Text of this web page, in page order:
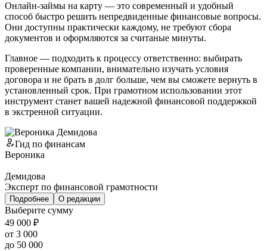
Онлайн-займы на карту — это современный и удобный
способ быстро решить непредвиденные финансовые вопросы.
Они доступны практически каждому, не требуют сбора
документов и оформляются за считаные минуты.
Главное — подходить к процессу ответственно: выбирать
проверенные компании, внимательно изучать условия
договора и не брать в долг больше, чем вы сможете вернуть в
установленный срок. При грамотном использовании этот
инструмент станет вашей надежной финансовой поддержкой
в экстренной ситуации.
Гид по финансам
Вероника
Демидова
Эксперт по финансовой грамотности
Подробнее О редакции
Выберите сумму
49 000 ₽
от 3 000
до 50 000